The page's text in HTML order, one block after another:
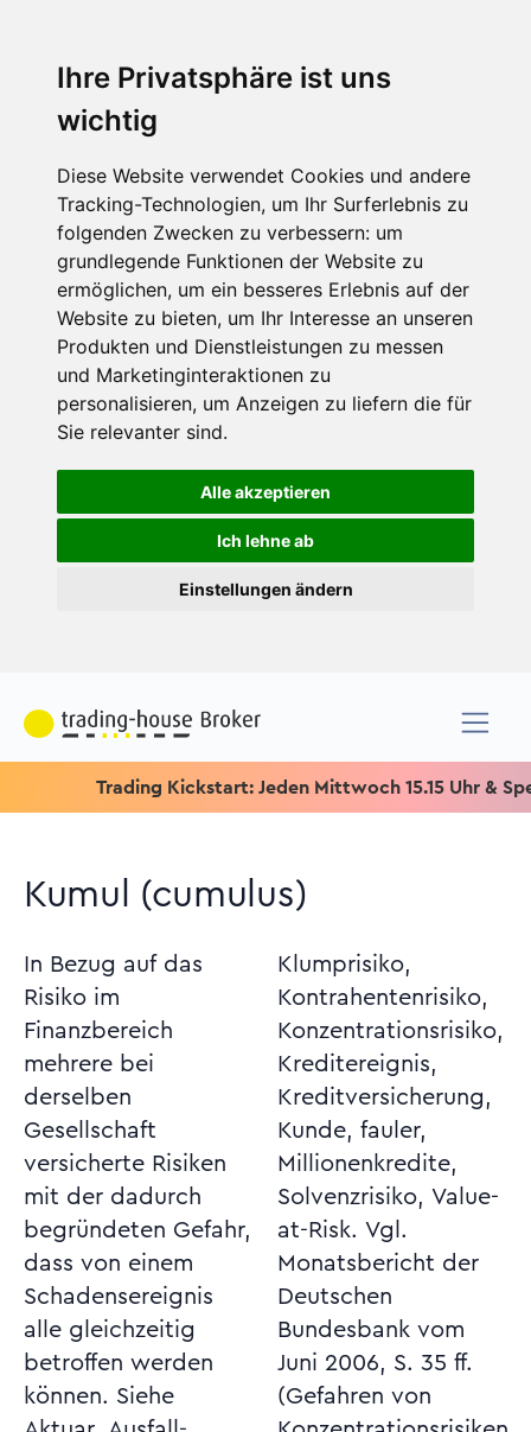
Ihre Privatsphäre ist uns
wichtig
Diese Website verwendet Cookies und andere
Tracking-Technologien, um Ihr Surferlebnis zu
folgenden Zwecken zu verbessern: um
grundlegende Funktionen der Website zu
ermöglichen, um ein besseres Erlebnis auf der
Website zu bieten, um Ihr Interesse an unseren
Produkten und Dienstleistungen zu messen
und Marketinginteraktionen zu
personalisieren, um Anzeigen zu liefern die für
Sie relevanter sind.
Alle akzeptieren
Ich lehne ab
Einstellungen ändern
Trading Kickstart: Jeden Mittwoch 15.15 Uhr & Speziell
Kumul (cumulus)
In Bezug auf das
Risiko im
Finanzbereich
mehrere bei
derselben
Gesellschaft
versicherte Risiken
mit der dadurch
begründeten Gefahr,
dass von einem
Schadensereignis
alle gleichzeitig
betroffen werden
können. Siehe
Klumprisiko,
Kontrahentenrisiko,
Konzentrationsrisiko,
Kreditereignis,
Kreditversicherung,
Kunde, fauler,
Millionenkredite,
Solvenzrisiko, Value-
at-Risk. Vgl.
Monatsbericht der
Deutschen
Bundesbank vom
Juni 2006, S. 35 ff.
(Gefahren von